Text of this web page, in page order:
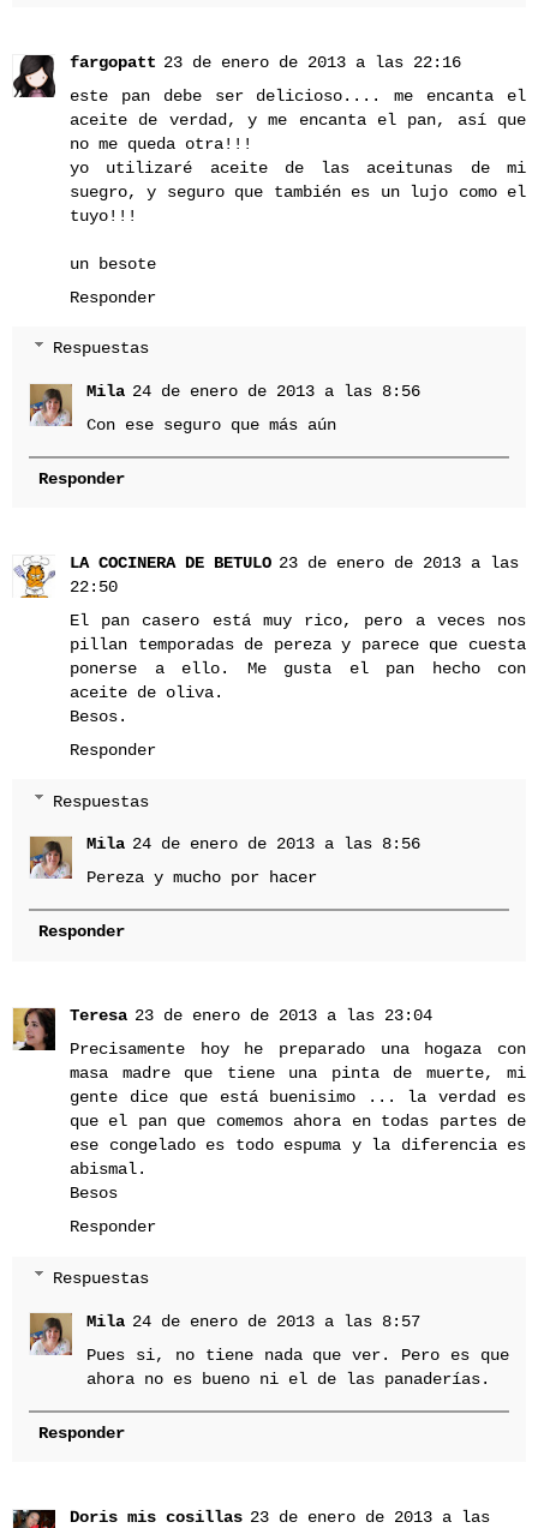
fargopatt 23 de enero de 2013 a las 22:16
este pan debe ser delicioso.... me encanta el
aceite de verdad, y me encanta el pan, así que
no me queda otra!!!
yo utilizaré aceite de las aceitunas de mi
suegro, y seguro que también es un lujo como el
tuyo!!!
un besote
Responder
Respuestas
Mila 24 de enero de 2013 a las 8:56
Con ese seguro que más aún
Responder
LA COCINERA DE BETULO 23 de enero de 2013 a las
22:50
El pan casero está muy rico, pero a veces nos
pillan temporadas de pereza y parece que cuesta
ponerse a ello. Me gusta el pan hecho con
aceite de oliva.
Besos.
Responder
Respuestas
Mila 24 de enero de 2013 a las 8:56
Pereza y mucho por hacer
Responder
Teresa 23 de enero de 2013 a las 23:04
Precisamente hoy he preparado una hogaza con
masa madre que tiene una pinta de muerte, mi
gente dice que está buenisimo ... la verdad es
que el pan que comemos ahora en todas partes de
ese congelado es todo espuma y la diferencia es
abismal.
Besos
Responder
Respuestas
Mila 24 de enero de 2013 a las 8:57
Pues si, no tiene nada que ver. Pero es que
ahora no es bueno ni el de las panaderías.
Responder
Doris mis cosillas 23 de enero de 2013 a las